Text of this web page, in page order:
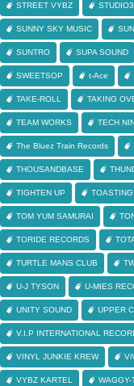
STREET VYBZ
SUNNY SKY MUSIC
SUNTRO SUPA SOUND
SWEETSOP t-Ace
TAKE-ROLL TAKING
TEAM WORKS TECH
The Bluez Train Records
THOUSANDBASE
TIGHTEN UP
TOM YUM SAMURAI
TORIDE RECORDS
TURTLE MANS CLUB
U-J TYSON U-MIES
UNITY SOUND UPPER
V.I.P INTERNATIONAL
VINYL JUNKIE KREW
VYBZ KARTEL WAGGY-